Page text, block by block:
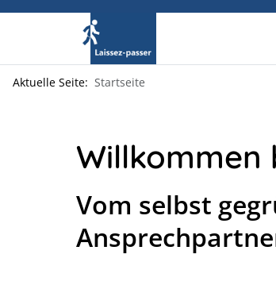
Aktuelle Seite: Startseite
Willkommen
Vom selbst